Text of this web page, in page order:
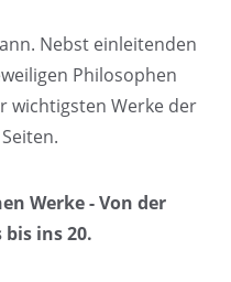
Nebst einleitenden
Philosophen
wichtigsten Werke der
Werke - Von der
ins 20.